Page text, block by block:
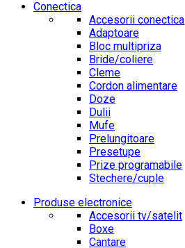
Conectica
Accesorii conectica
Adaptoare
Bloc multipriza
Bride/coliere
Cleme
Cordon alimentare
Doze
Dulii
Mufe
Prelungitoare
Presetupe
Prize programabile
Stechere/cuple
Produse electronice
Accesorii tv/satelit
Boxe
Cantare